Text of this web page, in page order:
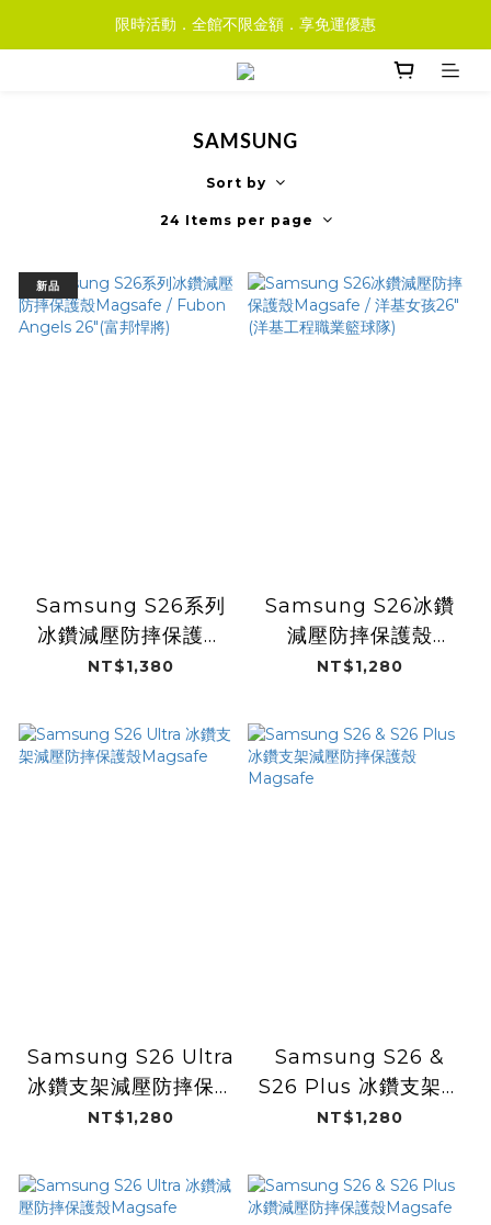
限時活動．全館不限金額．享免運優惠
SAMSUNG
Sort by
24 Items per page
新品
Samsung S26系列
冰鑽減壓防摔保護殼
Magsafe / Fubon
將)
NT$1,380
Samsung S26冰鑽
減壓防摔保護殼
Magsafe / 洋基女孩
球隊)
NT$1,280
Samsung S26 Ultra
冰鑽支架減壓防摔保護
殼Magsafe
NT$1,280
Samsung S26 &
S26 Plus 冰鑽支架減
壓防摔保護殼
NT$1,280